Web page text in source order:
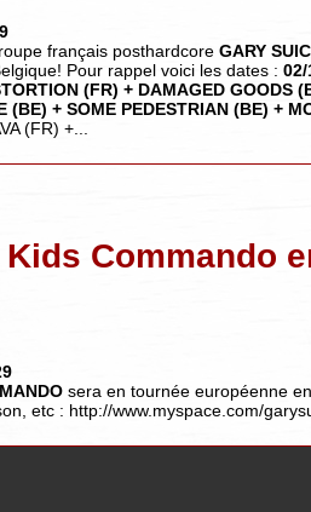
français posthardcore GARY
Pour rappel voici les dates :
(FR) + DAMAGED GOODS
(BE) + SOME PEDESTRIAN (BE) +
(FR) +...
Commando
sera en tournée européenne
etc : http://www.myspace.com/